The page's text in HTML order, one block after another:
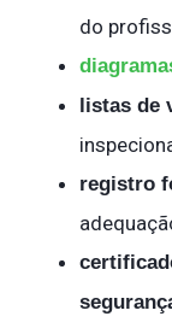
do
listas de
registro